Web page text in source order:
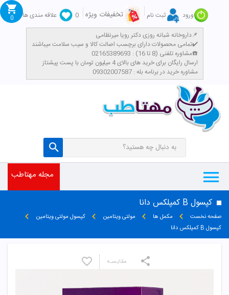
ورود ثبت نام تخفیفات ویژه 0
علاقه مندی ها
داروخانه شبانه روزی دکتر رویا میرنظامی📌
تمامی محصولات دارای برچسب اصالت کالا و سیب سلامت میباشند✔️
مشاوره تلفنی (8 تا 16) : 02165389693☎️
​ارسال رایگان برای خرید های بالای 4 میلیون تومان با پست پیشتاز
مشاوره خرید در برنامه بله : 09302007587
0
مجله مهتاطب
کپسول B کمپلکس دانا
صفحه نخست مکمل ها مولتی ویتامین
کپسول مولتی ویتامین
کپسول B کمپلکس دانا
مقایسـه